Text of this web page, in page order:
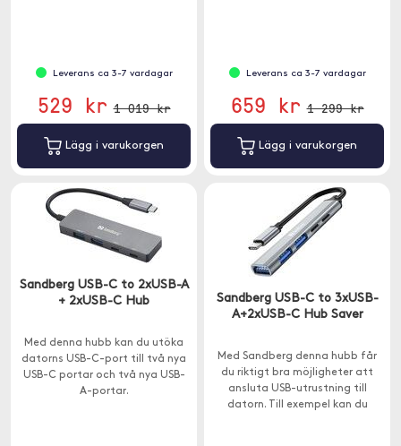
Leverans ca 3-7 vardagar
529 kr 1 019 kr
Lägg i varukorgen
Leverans ca 3-7 vardagar
659 kr 1 299 kr
Lägg i varukorgen
Sandberg USB-C to 2xUSB-A
+ 2xUSB-C Hub
Med denna hubb kan du utöka
datorns USB-C-port till två nya
USB-C portar och två nya USB-
A-portar.
Sandberg USB-C to 3xUSB-
A+2xUSB-C Hub Saver
Med Sandberg denna hubb får
du riktigt bra möjligheter att
ansluta USB-utrustning till
datorn. Till exempel kan du